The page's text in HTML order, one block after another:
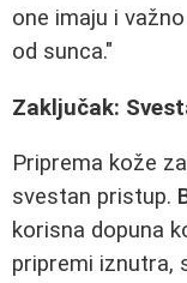
one imaju i
od sunca."
Zaključak:
Priprema kože
svestan pristup.
korisna dopuna
pripremi iznutra,